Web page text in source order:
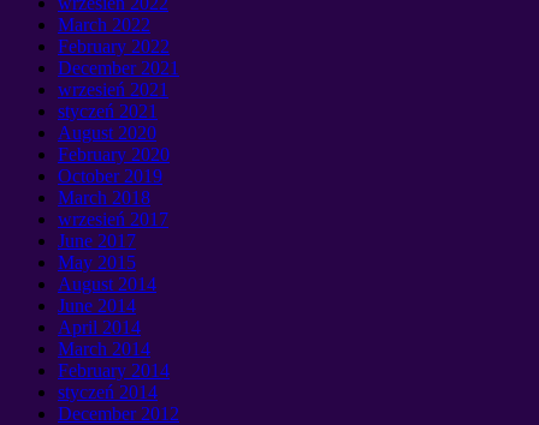
March 2022
February 2022
December2021
wrzesień 2021
styczeń 2021
August 2020
February 2020
October2019
March 2018
wrzesień 2017
June 2017
May 2015
August 2014
June 2014
April 2014
March 2014
February 2014
styczeń 2014
December2012